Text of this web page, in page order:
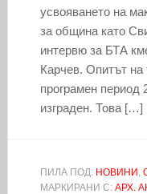
усвояването на
за община като
интервю за БТА
Карчев. Опитът на
програмен период
изграден. Това […]
ПИЛА ПОД: НОВИНИ ,
МАРКИРАНИ С: АРХ.